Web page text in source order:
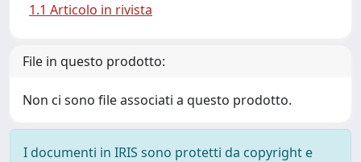
1.1 Articolo in rivista
File in questo prodotto:
Non ci sono file associati a questo prodotto.
I documenti in IRIS sono protetti da copyright e